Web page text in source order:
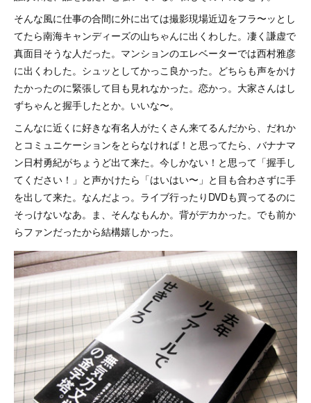
そんな風に仕事の合間に外に出ては撮影現場近辺をフラ〜ッとし
てたら南海キャンディーズの山ちゃんに出くわした。凄く謙虚で
真面目そうな人だった。マンションのエレベーターでは西村雅彦
に出くわした。シュッとしてかっこ良かった。どちらも声をかけ
たかったのに緊張して目も見れなかった。恋かっ。大家さんはし
ずちゃんと握手したとか。いいな〜。
こんなに近くに好きな有名人がたくさん来てるんだから、だれか
とコミュニケーションをとらなければ！と思ってたら、バナナマ
ン日村勇紀がちょうど出て来た。今しかない！と思って「握手し
てください！」と声かけたら「はいはい〜」と目も合わさずに手
を出して来た。なんだよっ。ライブ行ったりDVDも買ってるのに
そっけないなあ。ま、そんなもんか。背がデカかった。でも前か
らファンだったから結構嬉しかった。